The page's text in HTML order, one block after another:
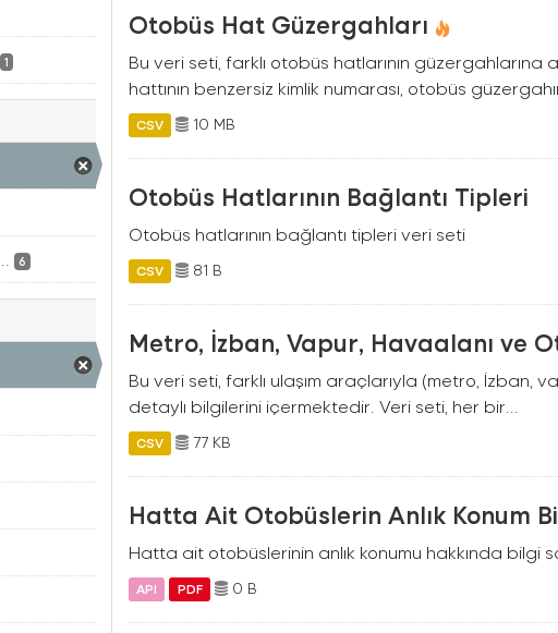
1
6
Otobüs Hat Güzergahları
Bu veri seti, farklı otobüs hatlarının
hattının benzersiz kimlik numarası, otobüs
CSV 10 MB
Otobüs Hatlarının Bağlantı Tipleri
Otobüs hatlarının bağlantı tipleri veri seti
CSV 81 B
Metro, İzban, Vapur, Havaalanı ve
Bu veri seti, farklı ulaşım araçlarıyla (metro, İzban,
detaylı bilgilerini içermektedir. Veri seti, her bir...
CSV 77 KB
Hatta Ait Otobüslerin Anlık Konum
Hatta ait otobüslerinin anlık konumu hakkında bilgi
API PDF 0 B